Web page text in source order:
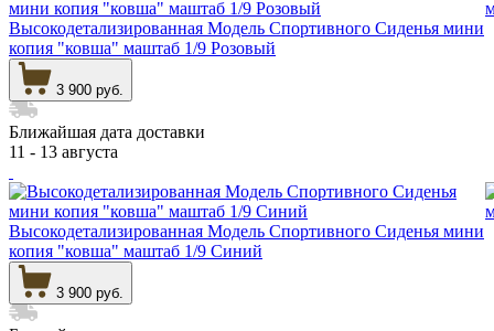
Высокодетализированная Модель Спортивного Сиденья мини
копия "ковша" маштаб 1/9 Розовый
3 900 руб.
Ближайшая дата доставки
11 - 13 августа
Высокодетализированная Модель Спортивного Сиденья мини
копия "ковша" маштаб 1/9 Синий
3 900 руб.